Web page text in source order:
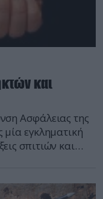
και
Ασφάλειας της
εγκληματική
σπιτιών και
τους